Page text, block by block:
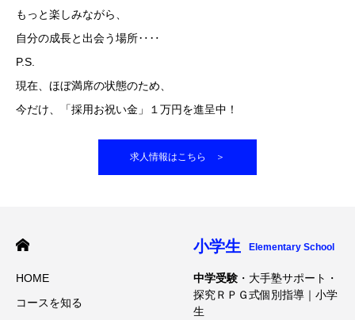
もっと楽しみながら、
自分の成長と出会う場所‥‥
P.S.
現在、ほぼ満席の状態のため、
今だけ、「採用お祝い金」１万円を進呈中！
求人情報はこちら ＞
HOME
コースを知る
小学生 Elementary School
中学受験 ・大手塾サポート・
探究ＲＰＧ式個別指導｜小学
生